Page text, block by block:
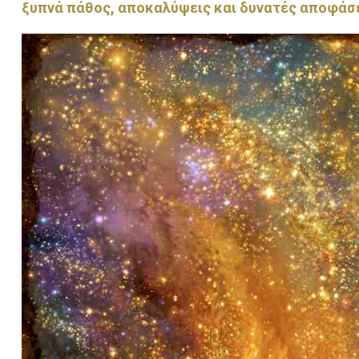
ξυπνά πάθος, αποκαλύψεις και δυνατές